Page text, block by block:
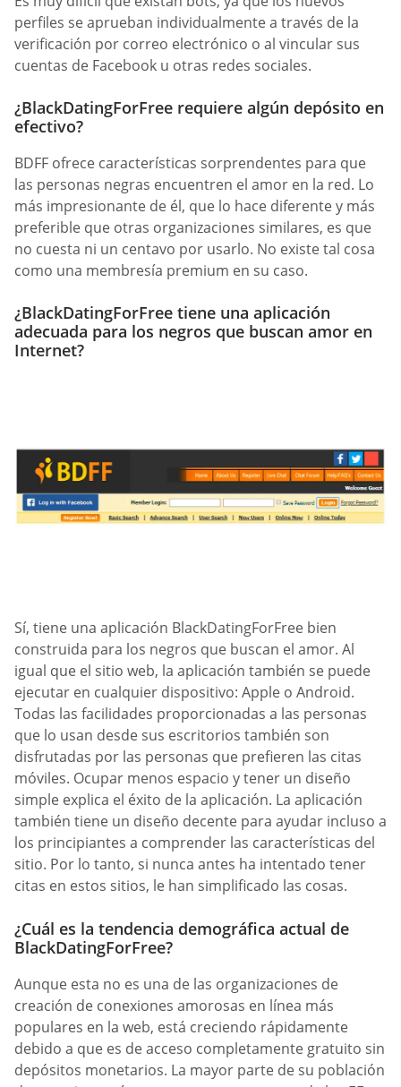
perfiles se aprueban individualmente a través de la
verificación por correo electrónico o al vincular sus
cuentas de Facebook u otras redes sociales.
¿BlackDatingForFree requiere algún depósito en
efectivo?
BDFF ofrece características sorprendentes para que
las personas negras encuentren el amor en la red. Lo
más impresionante de él, que lo hace diferente y más
preferible que otras organizaciones similares, es que
no cuesta ni un centavo por usarlo. No existe tal cosa
como una membresía premium en su caso.
¿BlackDatingForFree tiene una aplicación
adecuada para los negros que buscan amor en
Internet?
Sí, tiene una aplicación BlackDatingForFree bien
construida para los negros que buscan el amor. Al
igual que el sitio web, la aplicación también se puede
ejecutar en cualquier dispositivo: Apple o Android.
Todas las facilidades proporcionadas a las personas
que lo usan desde sus escritorios también son
disfrutadas por las personas que prefieren las citas
móviles. Ocupar menos espacio y tener un diseño
simple explica el éxito de la aplicación. La aplicación
también tiene un diseño decente para ayudar incluso a
los principiantes a comprender las características del
sitio. Por lo tanto, si nunca antes ha intentado tener
citas en estos sitios, le han simplificado las cosas.
¿Cuál es la tendencia demográfica actual de
BlackDatingForFree?
Aunque esta no es una de las organizaciones de
creación de conexiones amorosas en línea más
populares en la web, está creciendo rápidamente
debido a que es de acceso completamente gratuito sin
depósitos monetarios. La mayor parte de su población